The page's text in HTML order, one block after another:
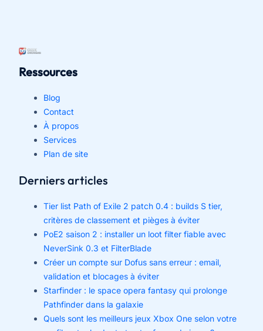
Ressources
Blog
Contact
À propos
Services
Plan de site
Derniers articles
Tier list Path of Exile 2 patch 0.4 : builds S tier,
critères de classement et pièges à éviter
PoE2 saison 2 : installer un loot filter fiable avec
NeverSink 0.3 et FilterBlade
Créer un compte sur Dofus sans erreur : email,
validation et blocages à éviter
Starfinder : le space opera fantasy qui prolonge
Pathfinder dans la galaxie
Quels sont les meilleurs jeux Xbox One selon votre